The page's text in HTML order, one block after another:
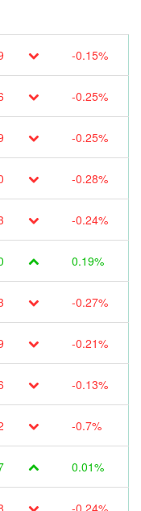
-0.15%
-0.25%
-0.25%
-0.28%
-0.24%
0.19%
-0.27%
-0.21%
-0.13%
-0.7%
0.01%